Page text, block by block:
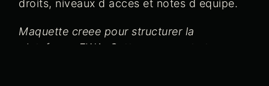
droits, niveaux d acces et notes d equipe.
Maquette creee pour structurer la
plateforme EWA. Cette page peut etre